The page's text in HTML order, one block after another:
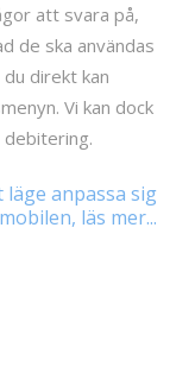
att svara på,
de ska användas
direkt kan
Vi kan dock
anpassa sig
läs mer...